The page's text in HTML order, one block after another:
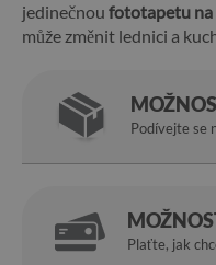
jedinečnou fototapetu na
může změnit lednici a
Podívejte se
Plaťte, jak